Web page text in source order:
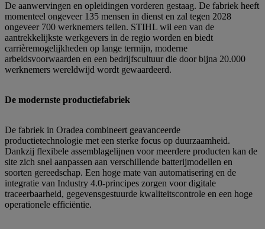
De aanwervingen en opleidingen vorderen gestaag. De fabriek heeft
momenteel ongeveer 135 mensen in dienst en zal tegen 2028
ongeveer 700 werknemers tellen. STIHL wil een van de
aantrekkelijkste werkgevers in de regio worden en biedt
carrièremogelijkheden op lange termijn, moderne
arbeidsvoorwaarden en een bedrijfscultuur die door bijna 20.000
werknemers wereldwijd wordt gewaardeerd.
De modernste productiefabriek
De fabriek in Oradea combineert geavanceerde
productietechnologie met een sterke focus op duurzaamheid.
Dankzij flexibele assemblagelijnen voor meerdere producten kan de
site zich snel aanpassen aan verschillende batterijmodellen en
soorten gereedschap. Een hoge mate van automatisering en de
integratie van Industry 4.0-principes zorgen voor digitale
traceerbaarheid, gegevensgestuurde kwaliteitscontrole en een hoge
operationele efficiëntie.